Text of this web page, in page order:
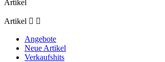
Artikel
Artikel  
Angebote
Neue Artikel
Verkaufshits